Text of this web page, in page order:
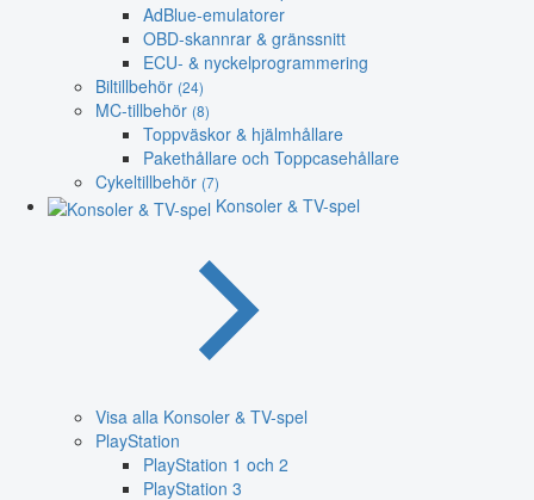
AdBlue-emulatorer
OBD-skannrar & gränssnitt
ECU- & nyckelprogrammering
Biltillbehör (24)
MC-tillbehör (8)
Toppväskor & hjälmhållare
Pakethållare och Toppcasehållare
Cykeltillbehör (7)
Konsoler & TV-spel
Visa alla Konsoler & TV-spel
PlayStation
PlayStation 1 och 2
PlayStation 3